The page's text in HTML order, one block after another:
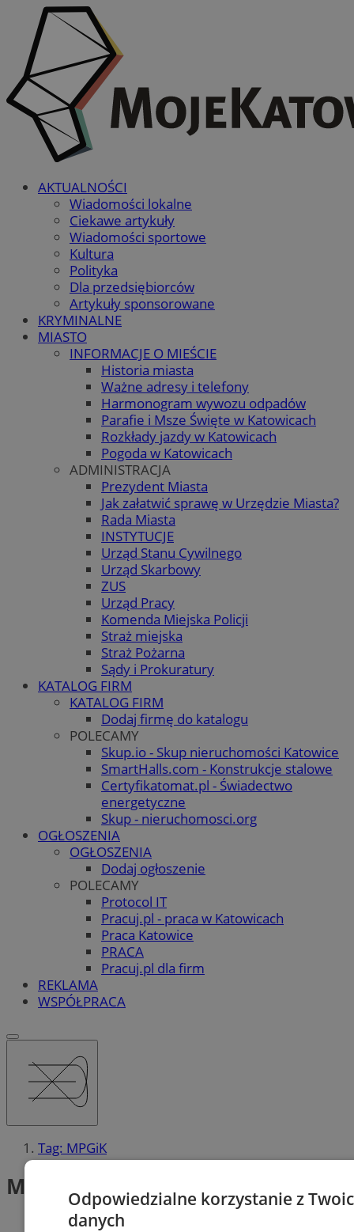
AKTUALNOŚCI
Wiadomości lokalne
Ciekawe artykuły
Wiadomości sportowe
Kultura
Polityka
Dla przedsiębiorców
Artykuły sponsorowane
KRYMINALNE
MIASTO
INFORMACJE O MIEŚCIE
Historia miasta
Ważne adresy i telefony
Harmonogram wywozu odpadów
Parafie i Msze Święte w Katowicach
Rozkłady jazdy w Katowicach
Pogoda w Katowicach
ADMINISTRACJA
Prezydent Miasta
Jak załatwić sprawę w Urzędzie Miasta?
Rada Miasta
INSTYTUCJE
Urząd Stanu Cywilnego
Urząd Skarbowy
ZUS
Urząd Pracy
Komenda Miejska Policji
Straż miejska
Straż Pożarna
Sądy i Prokuratury
KATALOG FIRM
KATALOG FIRM
Dodaj firmę do katalogu
POLECAMY
Skup.io - Skup nieruchomości Katowice
SmartHalls.com - Konstrukcje stalowe
Certyfikatomat.pl - Świadectwo
energetyczne
Skup - nieruchomosci.org
OGŁOSZENIA
OGŁOSZENIA
Dodaj ogłoszenie
POLECAMY
Protocol IT
Pracuj.pl - praca w Katowicach
Praca Katowice
PRACA
Pracuj.pl dla firm
REKLAMA
WSPÓŁPRACA
Tag: MPGiK
MPGiK (1)Odpowiedzialne korzystanie z
danych